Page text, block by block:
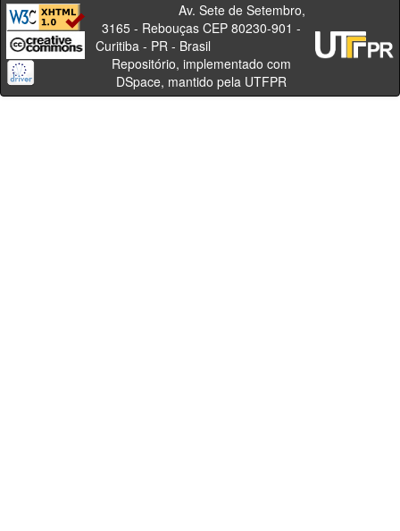
Av. Sete de Setembro,
3165 - Rebouças CEP 80230-901 -
Curitiba - PR - Brasil
Repositório, implementado com
DSpace, mantido pela UTFPR